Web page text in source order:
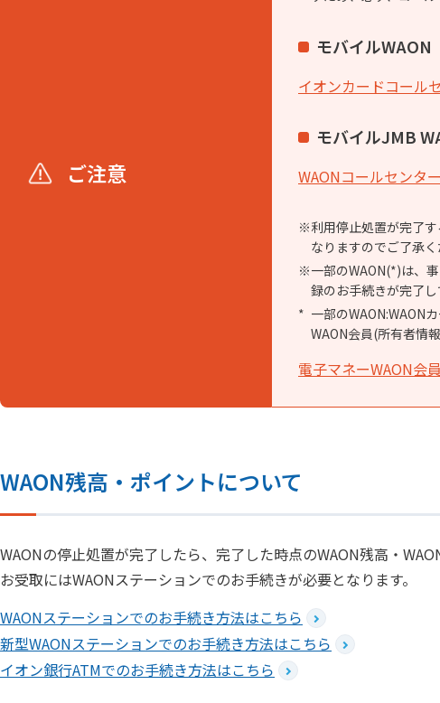
ご注意
モバイルWAON
イオンカードコール
モバイルJMB
WAONコールセンタ
利用停止処置が完了
なりますのでご了承く
一部のWAON(*)は、
録のお手続きが完了
一部のWAON:WAON
WAON会員(所有者情
電子マネーWAON会
WAON残高・ポイントについて
WAONの停止処置が完了したら、完了した時点のWAON残高・
お受取にはWAONステーションでのお手続きが必要となります。
WAONステーションでのお手続き方法はこちら
新型WAONステーションでのお手続き方法はこちら
イオン銀行ATMでのお手続き方法はこちら